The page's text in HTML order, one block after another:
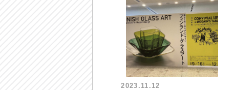
2023.11.12